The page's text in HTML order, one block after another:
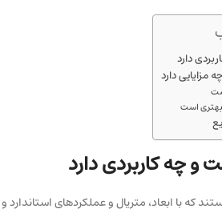
دارد
دارد
بهتری است
و چه کاربردی دارد
که با ابعاد، متریال و عملکردهای استاندارد و